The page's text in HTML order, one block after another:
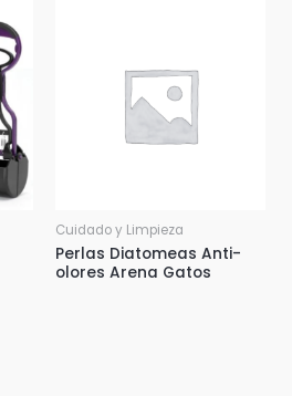
Cuidado y Limpieza
Perlas Diatomeas Anti-
olores Arena Gatos